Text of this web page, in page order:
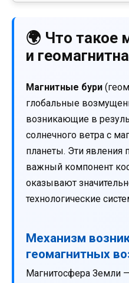
🌍 Что такое
и
Магнитные бури
глобальные
возникающие в
солнечного ветра с
планеты. Эти явления
важный компонент
оказывают
технологические
Механизм
геомагнитных
Магнитосфера Земли